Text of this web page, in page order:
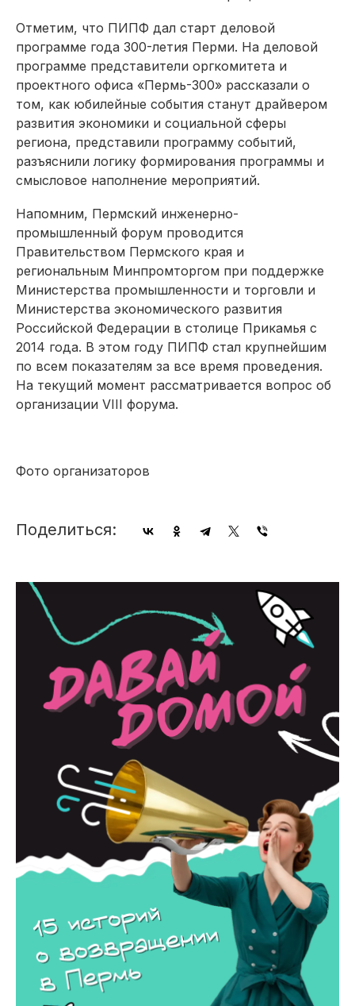
Отметим, что ПИПФ дал старт деловой
программе года 300-летия Перми. На деловой
программе представители оргкомитета и
проектного офиса «Пермь-300» рассказали о
том, как юбилейные события станут драйвером
развития экономики и социальной сферы
региона, представили программу событий,
разъяснили логику формирования программы и
смысловое наполнение мероприятий.
Напомним, Пермский инженерно-
промышленный форум проводится
Правительством Пермского края и
региональным Минпромторгом при поддержке
Министерства промышленности и торговли и
Министерства экономического развития
Российской Федерации в столице Прикамья с
2014 года. В этом году ПИПФ стал крупнейшим
по всем показателям за все время проведения.
На текущий момент рассматривается вопрос об
организации VIII форума.
Фото организаторов
Поделиться: